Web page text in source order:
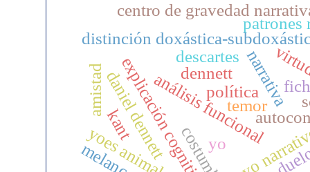
dennett
explicación cognitiva
análisis funcional
distinción doxástica-
daniel dennett yo
narrativa
patrones
centro de gravedad
yoes animales yo
descartes
política
amistad temor
kant